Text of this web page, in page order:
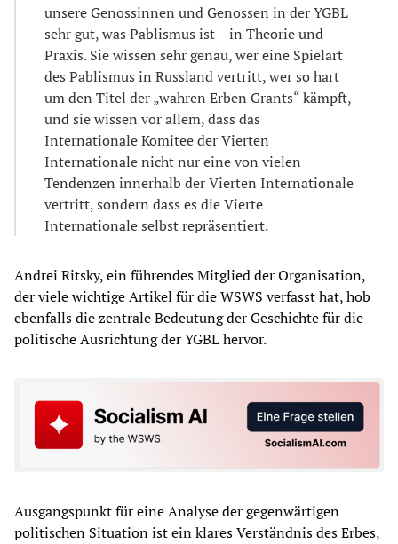
unsere Genossinnen und Genossen in der YGBL
sehr gut, was Pablismus ist – in Theorie und
Praxis. Sie wissen sehr genau, wer eine Spielart
des Pablismus in Russland vertritt, wer so hart
um den Titel der „wahren Erben Grants“ kämpft,
und sie wissen vor allem, dass das
Internationale Komitee der Vierten
Internationale nicht nur eine von vielen
Tendenzen innerhalb der Vierten Internationale
vertritt, sondern dass es die Vierte
Internationale selbst repräsentiert.
Andrei Ritsky, ein führendes Mitglied der Organisation,
der viele wichtige Artikel für die WSWS verfasst hat, hob
ebenfalls die zentrale Bedeutung der Geschichte für die
politische Ausrichtung der YGBL hervor.
Ausgangspunkt für eine Analyse der gegenwärtigen
politischen Situation ist ein klares Verständnis des Erbes,